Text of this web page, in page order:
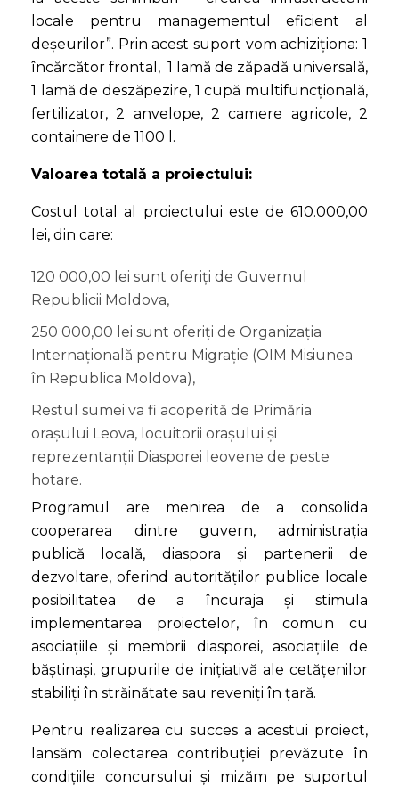
locale pentru managementul eficient al
deșeurilor”. Prin acest suport vom achiziționa: 1
încărcător frontal, 1 lamă de zăpadă universală,
1 lamă de deszăpezire, 1 cupă multifuncțională,
fertilizator, 2 anvelope, 2 camere agricole, 2
containere de 1100 l.
Valoarea totală a proiectului:
Costul total al proiectului este de 610.000,00
lei, din care:
120 000,00 lei sunt oferiți de Guvernul
Republicii Moldova,
250 000,00 lei sunt oferiți de Organizația
Internațională pentru Migrație (OIM Misiunea
în Republica Moldova),
Restul sumei va fi acoperită de Primăria
orașului Leova, locuitorii orașului și
reprezentanții Diasporei leovene de peste
hotare.
Programul are menirea de a consolida
cooperarea dintre guvern, administrația
publică locală, diaspora și partenerii de
dezvoltare, oferind autorităților publice locale
posibilitatea de a încuraja și stimula
implementarea proiectelor, în comun cu
asociațiile și membrii diasporei, asociațiile de
băștinași, grupurile de inițiativă ale cetățenilor
stabiliți în străinătate sau reveniți în țară.
Pentru realizarea cu succes a acestui proiect,
lansăm colectarea contribuției prevăzute în
condițiile concursului și mizăm pe suportul